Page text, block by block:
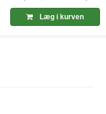
Læg i kurven